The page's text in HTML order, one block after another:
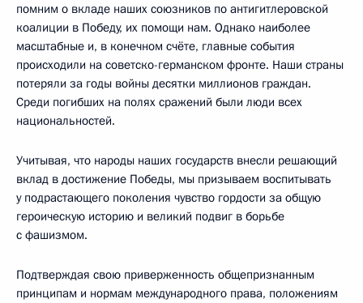
помним о вкладе наших союзников по антигитлеровской
коалиции в Победу, их помощи нам. Однако наиболее
масштабные и, в конечном счёте, главные события
происходили на советско-германском фронте. Наши страны
потеряли за годы войны десятки миллионов граждан.
Среди погибших на полях сражений были люди всех
национальностей.
Учитывая, что народы наших государств внесли решающий
вклад в достижение Победы, мы призываем воспитывать
у подрастающего поколения чувство гордости за общую
героическую историю и великий подвиг в борьбе
с фашизмом.
Подтверждая свою приверженность общепризнанным
принципам и нормам международного права, положениям